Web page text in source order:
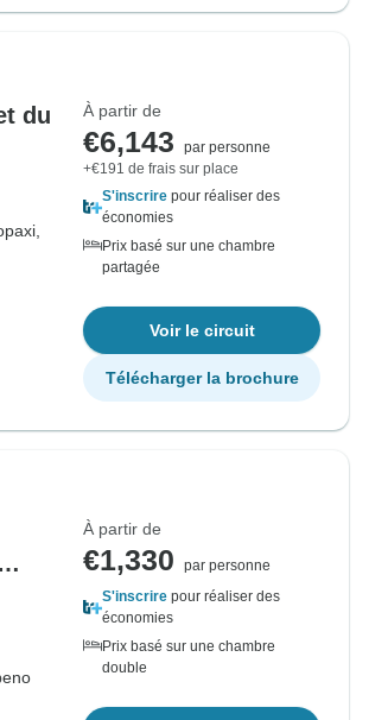
du
À partir de
€6,143
par personne
+€191 de frais sur place
S'inscrire pour réaliser des
économies
Prix basé sur une chambre
partagée
Voir le circuit
Télécharger la brochure
À partir de
€1,330
par personne
S'inscrire pour réaliser des
économies
Prix basé sur une chambre
double